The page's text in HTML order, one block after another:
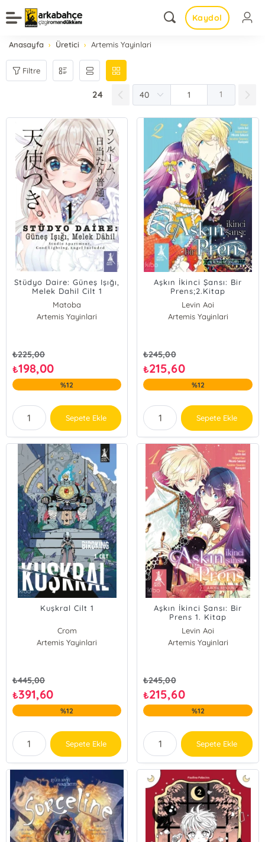
Kaydol
Anasayfa Üretici Artemis Yayinlari
Filtre
24 1
Stüdyo Daire: Güneş Işığı,
Melek Dahil Cilt 1
Matoba
Artemis Yayinlari
₺225,00
₺198,00
%12
Sepete Ekle
Aşkın İkinci Şansı: Bir
Prens;2.Kitap
Levin Aoi
Micoto Sakurai
Artemis Yayinlari
₺245,00
₺215,60
%12
Sepete Ekle
Kuşkral Cilt 1
Crom
Daniel Freedman
Artemis Yayinlari
₺445,00
₺391,60
%12
Sepete Ekle
Aşkın İkinci Şansı: Bir
Prens 1. Kitap
Levin Aoi
Artemis Yayinlari
₺245,00
₺215,60
%12
Sepete Ekle